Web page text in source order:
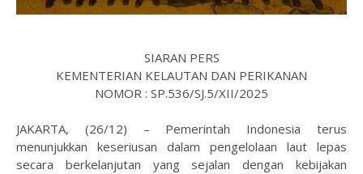
SIARAN PERS
KEMENTERIAN KELAUTAN DAN PERIKANAN
NOMOR : SP.536/SJ.5/XII/2025
JAKARTA, (26/12) – Pemerintah Indonesia terus
menunjukkan keseriusan dalam pengelolaan laut lepas
secara berkelanjutan yang sejalan dengan kebijakan